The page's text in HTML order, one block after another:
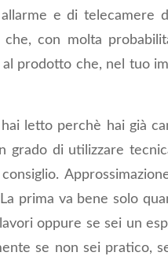
e di telecamere
con molta
prodotto che, nel tuo
letto perchè hai già
grado di utilizzare
prima va bene solo
oppure se sei un
se non sei pratico,